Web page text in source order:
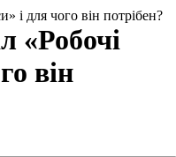
і для чого він потрібен?
«Робочі
він